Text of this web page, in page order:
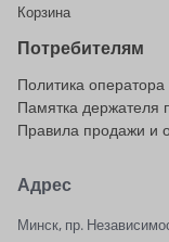
Корзина
Потребителям
Политика оператора
Памятка держателя
Правила продажи и
Адрес
Минск, пр.